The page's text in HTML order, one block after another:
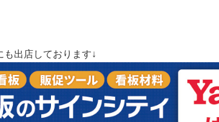
も出店しております↓